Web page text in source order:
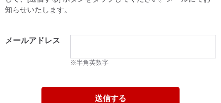
知らせいたします。
メールアドレス
※半角英数字
送信する